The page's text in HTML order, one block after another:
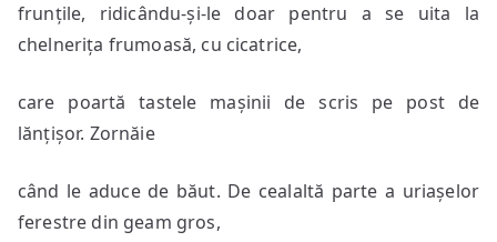
frunțile, ridicându-și-le doar pentru a se uita la
chelnerița frumoasă, cu cicatrice,
care poartă tastele mașinii de scris pe post de
lănțișor. Zornăie
când le aduce de băut. De cealaltă parte a uriașelor
ferestre din geam gros,